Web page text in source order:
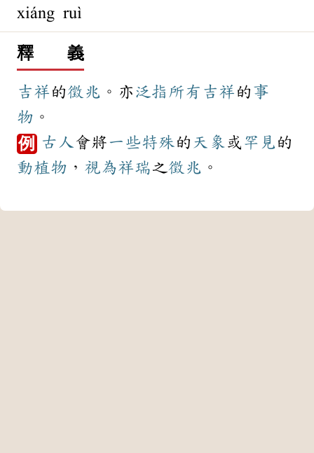
xiáng ruì
釋 義
吉祥 的徵兆 。亦 泛指 所有 吉祥 的 事
物 。
例 古人 會將一些特殊的 天象或 罕見 的
動植物 ， 視為祥瑞之徵兆 。